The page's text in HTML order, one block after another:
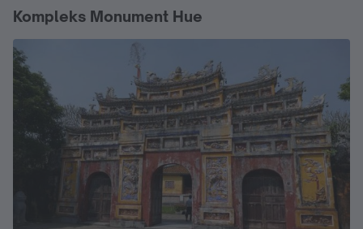
Kompleks Monument Hue